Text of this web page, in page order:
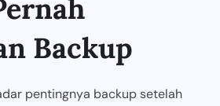
Backup
pentingnya backup setelah